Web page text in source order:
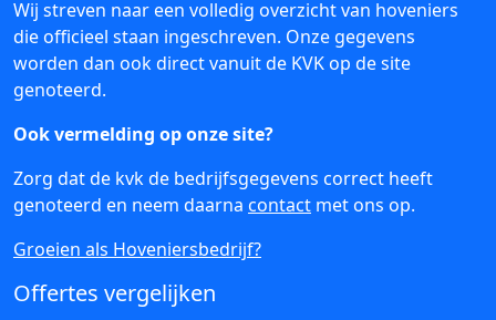
Wij streven naar een volledig overzicht van hoveniers
die officieel staan ingeschreven. Onze gegevens
worden dan ook direct vanuit de KVK op de site
genoteerd.
Ook vermelding op onze site?
Zorg dat de kvk de bedrijfsgegevens correct heeft
genoteerd en neem daarna contact met ons op.
Groeien als Hoveniersbedrijf?
Offertes vergelijken